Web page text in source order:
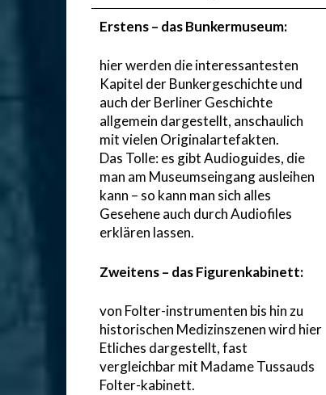
Erstens – das Bunkermuseum:
hier werden die interessantesten
Kapitel der Bunkergeschichte und
auch der Berliner Geschichte
allgemein dargestellt, anschaulich
mit vielen Originalartefakten.
Das Tolle: es gibt Audioguides, die
man am Museumseingang ausleihen
kann – so kann man sich alles
Gesehene auch durch Audiofiles
erklären lassen.
Zweitens – das Figurenkabinett:
von Folter-instrumenten bis hin zu
historischen Medizinszenen wird hier
Etliches dargestellt, fast
vergleichbar mit Madame Tussauds
Folter-kabinett.